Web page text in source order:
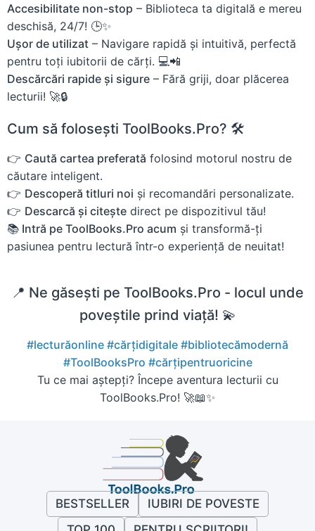
Accesibilitate non-stop – Biblioteca ta digitală e mereu
deschisă, 24/7! 🕒✨
Ușor de utilizat – Navigare rapidă și intuitivă, perfectă
pentru toți iubitorii de cărți. 💻📲
Descărcări rapide și sigure – Fără griji, doar plăcerea
lecturii! 🚀🔒
Cum să folosești ToolBooks.Pro? 🛠️
👉 Caută cartea preferată folosind motorul nostru de
căutare inteligent.
👉 Descoperă titluri noi și recomandări personalizate.
👉 Descarcă și citește direct pe dispozitivul tău!
📚 Intră pe ToolBooks.Pro acum și transformă-ți
pasiunea pentru lectură într-o experiență de neuitat!
📍 Ne găsești pe ToolBooks.Pro - locul unde
poveștile prind viață! 💫
#lecturăonline #cărțidigitale #bibliotecămodernă
#ToolBooksPro #cărțipentruoricine
Tu ce mai aștepți? Începe aventura lecturii cu
ToolBooks.Pro! 🚀📖✨
BESTSELLER
IUBIRI DE POVESTE